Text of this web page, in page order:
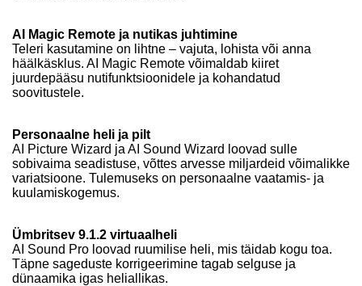
AI Magic Remote ja nutikas juhtimine
Teleri kasutamine on lihtne – vajuta, lohista või anna
häälkäsklus. AI Magic Remote võimaldab kiiret
juurdepääsu nutifunktsioonidele ja kohandatud
soovitustele.
Personaalne heli ja pilt
AI Picture Wizard ja AI Sound Wizard loovad sulle
sobivaima seadistuse, võttes arvesse miljardeid võimalikke
variatsioone. Tulemuseks on personaalne vaatamis- ja
kuulamiskogemus.
Ümbritsev 9.1.2 virtuaalheli
AI Sound Pro loovad ruumilise heli, mis täidab kogu toa.
Täpne sageduste korrigeerimine tagab selguse ja
dünaamika igas heliallikas.